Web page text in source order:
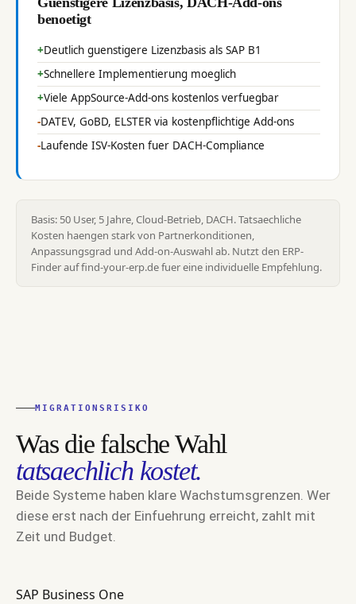
benoetigt
Deutlich guenstigere Lizenzbasis als SAP B1
Schnellere Implementierung moeglich
Viele AppSource-Add-ons kostenlos verfuegbar
DATEV, GoBD, ELSTER via kostenpflichtige Add-ons
Laufende ISV-Kosten fuer DACH-Compliance
Basis: 50 User, 5 Jahre, Cloud-Betrieb, DACH. Tatsaechliche
Kosten haengen stark von Partnerkonditionen,
Anpassungsgrad und Add-on-Auswahl ab. Nutzt den ERP-
Finder auf find-your-erp.de fuer eine individuelle Empfehlung.
MIGRATIONSRISIKO
Was die falsche Wahl
tatsaechlich kostet.
Beide Systeme haben klare Wachstumsgrenzen. Wer
diese erst nach der Einfuehrung erreicht, zahlt mit
Zeit und Budget.
SAP Business One